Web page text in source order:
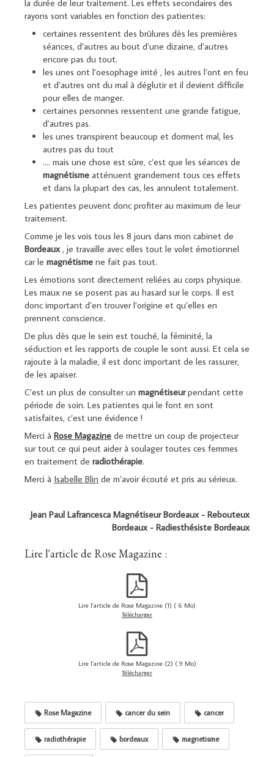
la durée de leur traitement. Les effets secondaires des
rayons sont variables en fonction des patientes:
certaines ressentent des brûlures dès les premières
séances, d’autres au bout d’une dizaine, d’autres
encore pas du tout.
les unes ont l’oesophage irrité , les autres l’ont en feu
et d’autres ont du mal à déglutir et il devient difficile
pour elles de manger.
certaines personnes ressentent une grande fatigue,
d’autres pas.
les unes transpirent beaucoup et dorment mal, les
autres pas du tout
…. mais une chose est sûre, c’est que les séances de
magnétisme atténuent grandement tous ces effets
et dans la plupart des cas, les annulent totalement.
Les patientes peuvent donc profiter au maximum de leur
traitement.
Comme je les vois tous les 8 jours dans mon cabinet de
Bordeaux, je travaille avec elles tout le volet émotionnel
car le magnétisme ne fait pas tout.
Les émotions sont directement reliées au corps physique.
Les maux ne se posent pas au hasard sur le corps. Il est
donc important d’en trouver l’origine et qu’elles en
prennent conscience.
De plus dès que le sein est touché, la féminité, la
séduction et les rapports de couple le sont aussi. Et cela se
rajoute à la maladie, il est donc important de les rassurer,
de les apaiser.
C’est un plus de consulter un magnétiseurpendant cette
période de soin. Les patientes qui le font en sont
satisfaites, c’est une évidence !
Merci à Rose Magazine de mettre un coup de projecteur
sur tout ce qui peut aider à soulager toutes ces femmes
en traitement de radiothérapie.
Merci à Isabelle Blin de m’avoir écouté et pris au sérieux.
Jean Paul Lafrancesca Magnétiseur Bordeaux - Rebouteux
Bordeaux - Radiesthésiste Bordeaux
Lire l'article de Rose Magazine :
Lire l'article de Rose Magazine (1) ( 6 Mo)
Télécharger
Lire l'article de Rose Magazine (2) ( 9 Mo)
Télécharger
Rose Magazine cancer du sein cancer
radiothérapie bordeaux magnetisme